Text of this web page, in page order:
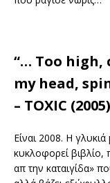
“… Too high,
my head,
– TOXIC (2005)
Είναι 2008. Η
κυκλοφορεί βιβλίο,
απ την καταιγίδα»